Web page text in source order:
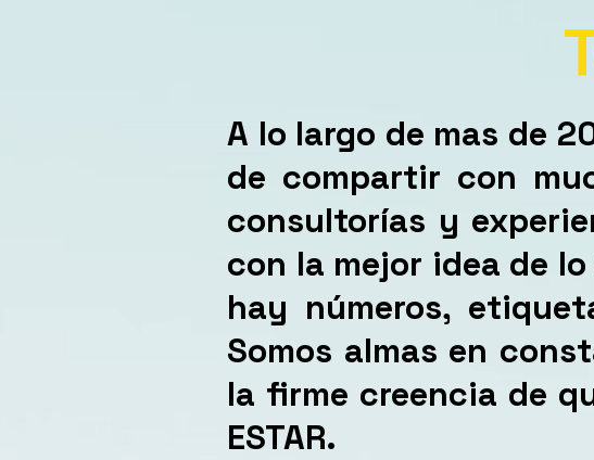
A lo largo de mas de
de compartir con
consultorías y
con la mejor idea de
hay números,
Somos almas en
la firme creencia de
ESTAR.